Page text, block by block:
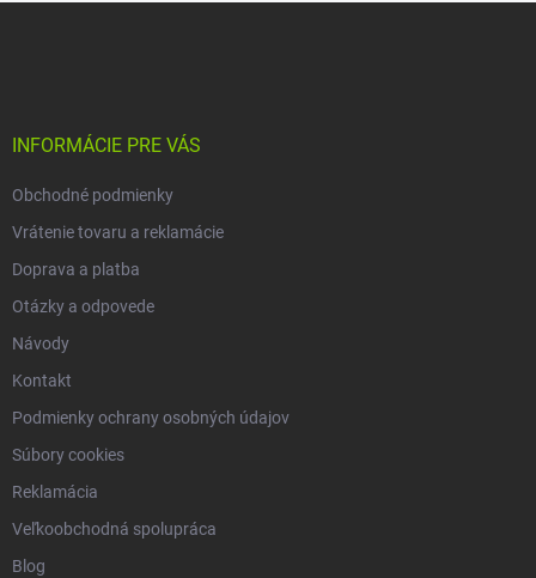
INFORMÁCIE PRE VÁS
Obchodné podmienky
Vrátenie tovaru a reklamácie
Doprava a platba
Otázky a odpovede
Návody
Kontakt
Podmienky ochrany osobných údajov
Súbory cookies
Reklamácia
Veľkoobchodná spolupráca
Blog